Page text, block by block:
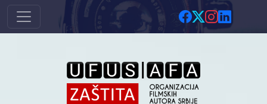
Skip to main content